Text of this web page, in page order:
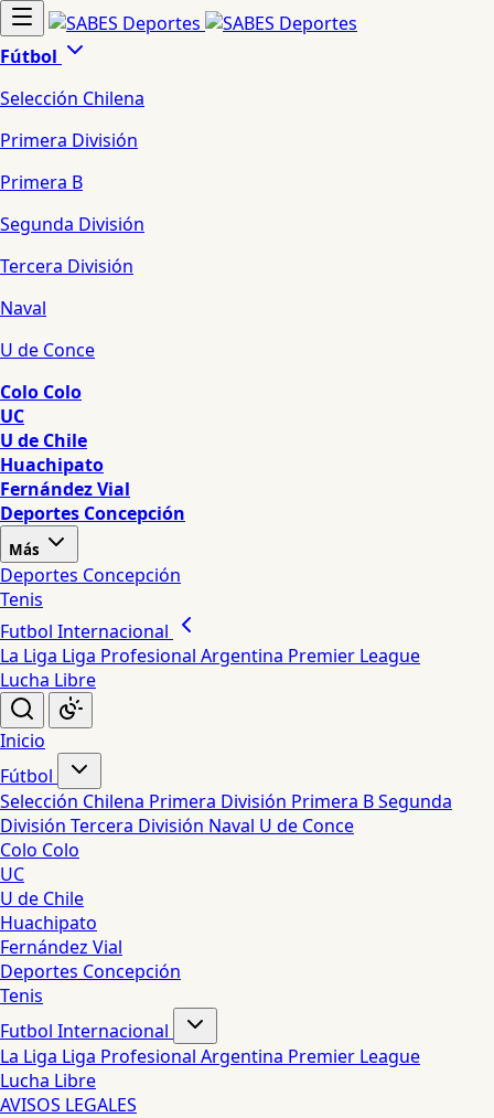
Fútbol
Selección Chilena
Primera División
Primera B
Segunda División
Tercera División
Naval
U de Conce
Colo Colo
UC
U de Chile
Huachipato
Fernández Vial
Deportes Concepción
Más
Deportes Concepción
Tenis
Futbol Internacional
La Liga Liga Profesional Argentina Premier League
Lucha Libre
Inicio
Fútbol
Selección Chilena Primera División Primera BSegunda
División Tercera División Naval U de Conce
Colo Colo
UC
U de Chile
Huachipato
Fernández Vial
Deportes Concepción
Tenis
Futbol Internacional
La Liga Liga Profesional Argentina Premier League
Lucha Libre
AVISOS LEGALES